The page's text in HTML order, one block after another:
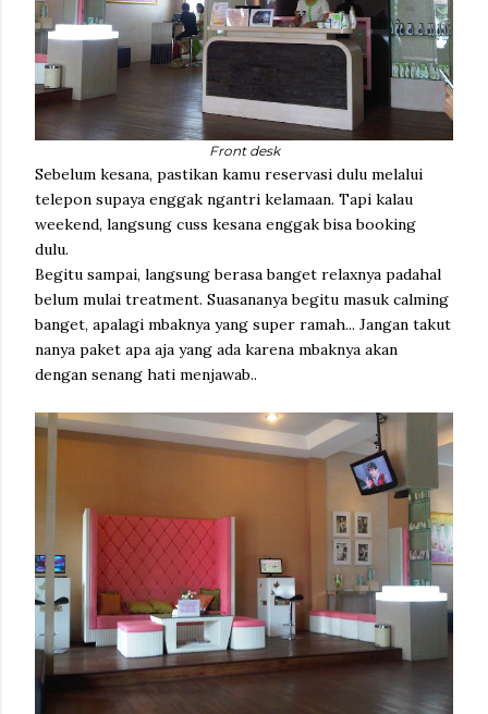
Front desk
Sebelum kesana, pastikan kamu reservasi dulu melalui
telepon supaya enggak ngantri kelamaan. Tapi kalau
weekend, langsung cuss kesana enggak bisa booking
dulu.
Begitu sampai, langsung berasa banget relaxnya padahal
belum mulai treatment. Suasananya begitu masuk calming
banget, apalagi mbaknya yang super ramah... Jangan takut
nanya paket apa aja yang ada karena mbaknya akan
dengan senang hati menjawab..